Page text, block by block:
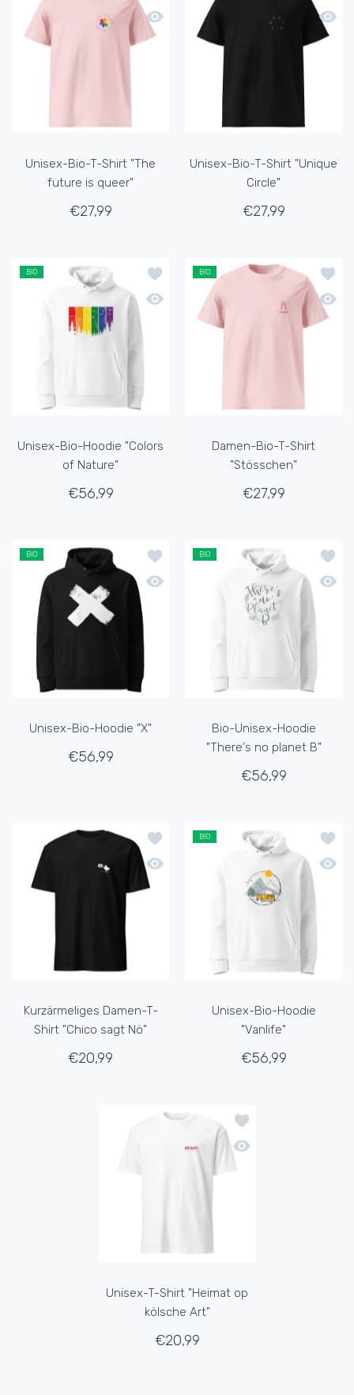
Schnellansicht Unisex-Bio-T-Shirt
Unisex-Bio-T-Shirt "The
future is queer"
€27,99
Unisex-Bio-T-Shirt "Unique
Circle"
€27,99
BIO
Zur Wunschliste hinzufügen Unisex-
Schnellansicht Unisex-Bio-Hoodie
Unisex-Bio-Hoodie "Colors
of Nature"
€56,99
BIO
Zur
Damen-Bio-T-Shirt
"Stösschen"
€27,99
BIO
Zur Wunschliste hinzufügen Unisex-
Schnellansicht Unisex-Bio-Hoodie "X"
Unisex-Bio-Hoodie "X"
€56,99
BIO
Zur
Bio-Unisex-Hoodie
"There's no planet B"
€56,99
Zur Wunschliste hinzufügen
Schnellansicht Kurzärmeliges
Kurzärmeliges Damen-T-
Shirt "Chico sagt Nö"
€20,99
BIO
Zur
Unisex-Bio-Hoodie
"Vanlife"
€56,99
Zur Wunschliste
Schnellansicht
Unisex-T-Shirt "Heimat op
kölsche Art"
€20,99